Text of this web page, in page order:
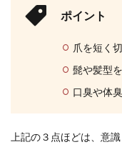
ポイント
爪を短く
髭や髪型
口臭や体
上記の３点ほどは、意